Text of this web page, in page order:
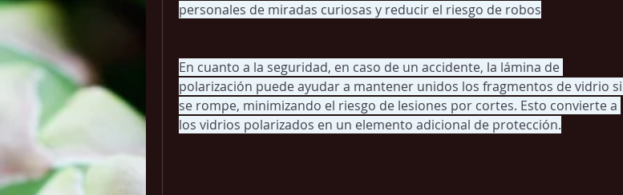
personales de miradas curiosas y reducir el riesgo de robos
En cuanto a la seguridad, en caso de un accidente, la lámina de
polarización puede ayudar a mantener unidos los fragmentos de vidrio si
se rompe, minimizando el riesgo de lesiones por cortes. Esto convierte a
los vidrios polarizados en un elemento adicional de protección.